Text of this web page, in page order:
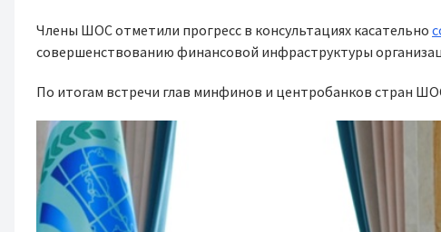
Члены ШОС отметили прогресс в консультациях касательно
совершенствованию финансовой инфраструктуры
По итогам встречи глав минфинов и центробанков стран